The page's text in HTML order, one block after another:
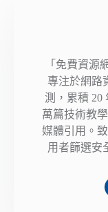
「免費資源
專注於網路
測，累積 20
萬篇技術教
媒體引用。
用者篩選安